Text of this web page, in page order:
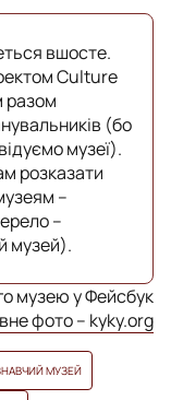
вшосте.
Culture
разом
(бо
музеї).
розказати
–
–
музей).
музею у Фейсбук
фото – kyky.org
МУЗЕЙ